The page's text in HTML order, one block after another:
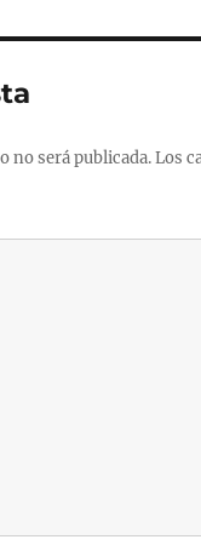
no será publicada.Los